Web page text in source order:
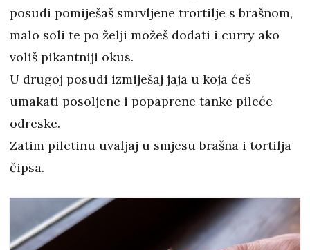
posudi pomiješaš smrvljene trortilje s brašnom,
malo soli te po želji možeš dodati i curry ako
voliš pikantniji okus.
U drugoj posudi izmiješaj jaja u koja ćeš
umakati posoljene i popaprene tanke pileće
odreske.
Zatim piletinu uvaljaj u smjesu brašna i tortilja
čipsa.